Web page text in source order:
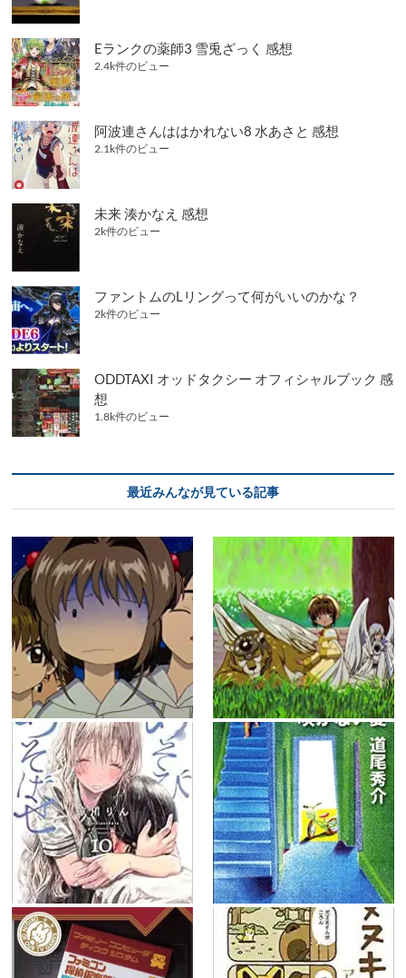
Eランクの薬師3 雪兎ざっく 感想
2.4k件のビュー
阿波連さんははかれない8 水あさと 感想
2.1k件のビュー
未来 湊かなえ 感想
2k件のビュー
ファントムのLリングって何がいいのかな？
2k件のビュー
ODDTAXI オッドタクシー オフィシャルブック 感
想
1.8k件のビュー
最近みんなが見ている記事